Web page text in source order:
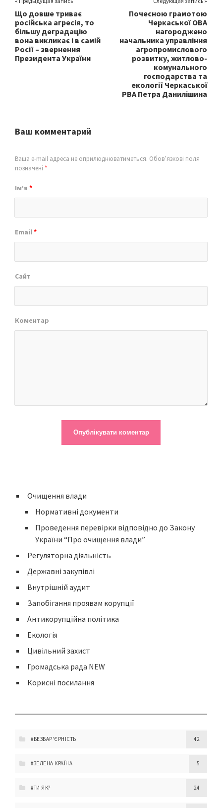
Що довше триває
російська агресія, то
більшу деградацію
вона викликає і в самій
Росії – звернення
Президента України
Почесною грамотою
Черкаської ОВА
нагороджено
начальника управління
агропромислового
розвитку, житлово-
комунального
господарства та
екології Черкаської
РВА Петра Данилішина
Ваш комментарий
Ваша e-mail адреса не оприлюднюватиметься. Обов’язкові поля
позначені *
Ім’я *
Email*
Сайт
Коментар
Очищення влади
Нормативні документи
Проведення перевірки відповідно до Закону
України “Про очищення влади”
Регуляторна діяльність
Державні закупівлі
Внутрішній аудит
Запобігання проявам корупції
Антикорупційна політика
Екологія
Цивільний захист
Громадська рада NEW
Корисні посилання
#БЕЗБАР'ЄРНІСТЬ 42
#ЗЕЛЕНА КРАЇНА 5
#ТИ ЯК? 24